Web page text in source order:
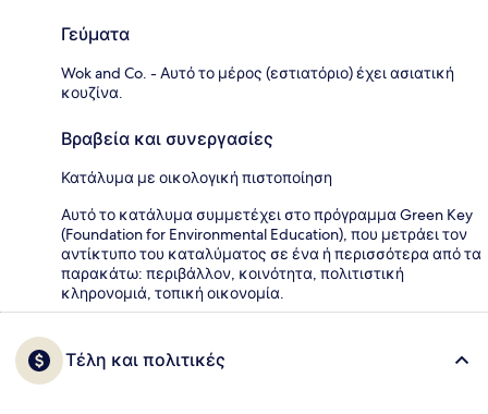
Γεύματα
Wok and Co. - Αυτό το μέρος (εστιατόριο) έχει ασιατική
κουζίνα.
Βραβεία και συνεργασίες
Κατάλυμα με οικολογική πιστοποίηση
Αυτό το κατάλυμα συμμετέχει στο πρόγραμμα Green Key
(Foundation for Environmental Education), που μετράει τον
αντίκτυπο του καταλύματος σε ένα ή περισσότερα από τα
παρακάτω: περιβάλλον, κοινότητα, πολιτιστική
κληρονομιά, τοπική οικονομία.
Τέλη και πολιτικές